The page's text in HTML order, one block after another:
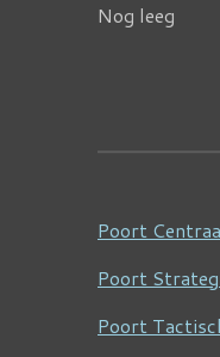
Nog leeg
Poort
Poort
Poort